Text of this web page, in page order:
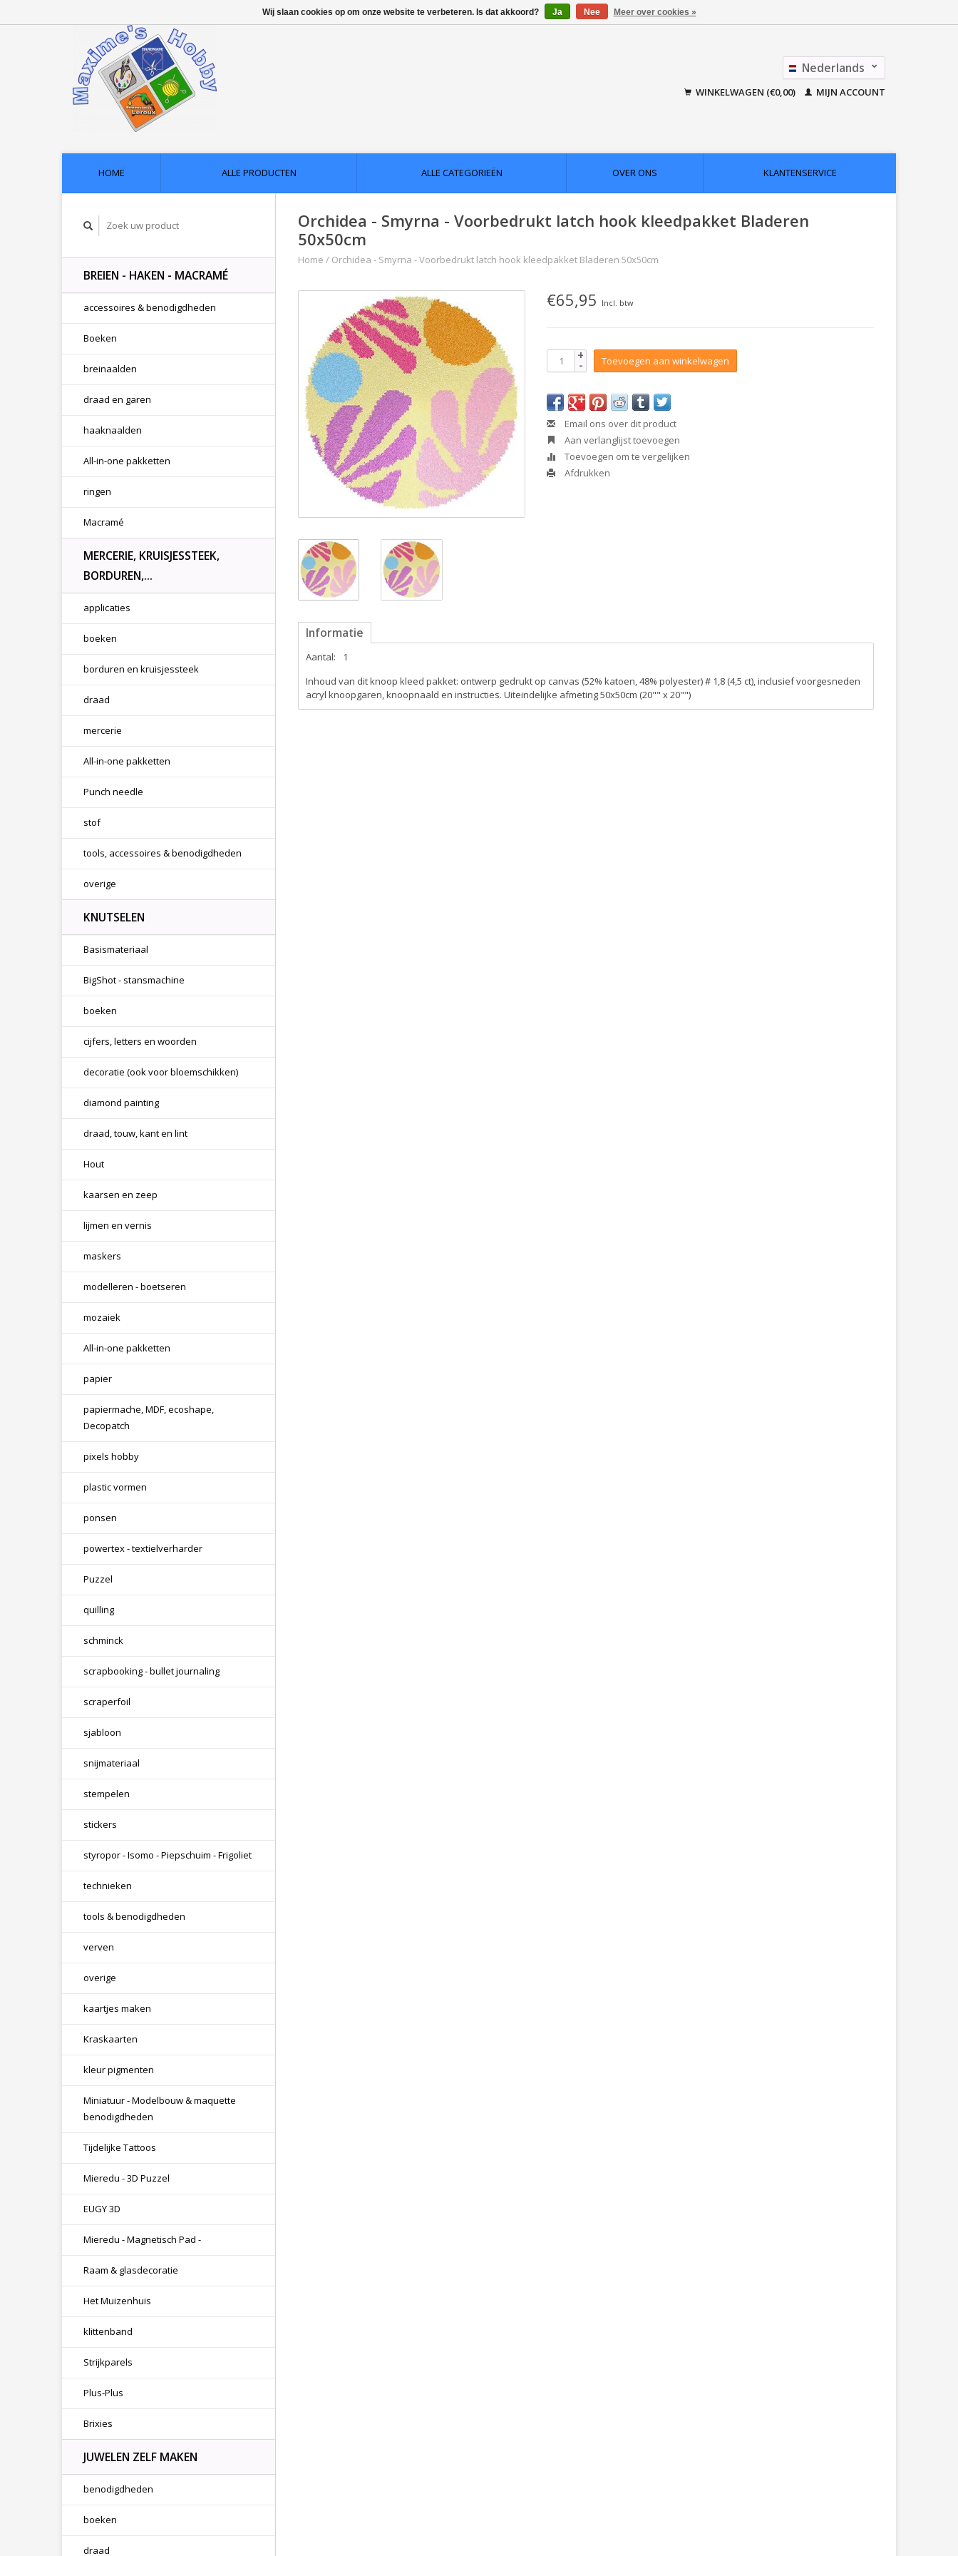
Nederlands
Français
WINKELWAGEN (€0,00) MIJN ACCOUNT
HOME ALLE PRODUCTEN ALLE CATEGORIEËN OVER ONS KLANTENSERVICE
BREIEN - HAKEN - MACRAMÉ
accessoires & benodigdheden
Boeken
breinaalden
draad en garen
haaknaalden
All-in-one pakketten
ringen
Macramé
MERCERIE, KRUISJESSTEEK,
BORDUREN,...
applicaties
boeken
borduren en kruisjessteek
draad
mercerie
All-in-one pakketten
Punch needle
stof
tools, accessoires & benodigdheden
overige
KNUTSELEN
Basismateriaal
BigShot - stansmachine
boeken
cijfers, letters en woorden
decoratie (ook voor bloemschikken)
diamond painting
draad, touw, kant en lint
Hout
kaarsen en zeep
lijmen en vernis
maskers
modelleren - boetseren
mozaiek
All-in-one pakketten
papier
papiermache, MDF, ecoshape,
Decopatch
pixels hobby
plastic vormen
ponsen
powertex - textielverharder
Puzzel
quilling
schminck
scrapbooking - bullet journaling
scraperfoil
sjabloon
snijmateriaal
stempelen
stickers
styropor - Isomo - Piepschuim - Frigoliet
technieken
tools & benodigdheden
verven
overige
kaartjes maken
Kraskaarten
kleur pigmenten
Miniatuur - Modelbouw & maquette
benodigdheden
Tijdelijke Tattoos
Mieredu - 3D Puzzel
EUGY 3D
Mieredu - Magnetisch Pad -
Raam & glasdecoratie
Het Muizenhuis
klittenband
Strijkparels
Plus-Plus
Brixies
JUWELEN ZELF MAKEN
benodigdheden
boeken
draad
Orchidea - Smyrna - Voorbedrukt latch hook kleedpakket Bladeren
50x50cm
Home / Orchidea - Smyrna - Voorbedrukt latch hook kleedpakket Bladeren 50x50cm
€65,95 Incl. btw
+
- Toevoegen aan winkelwagen
Email ons over dit product
Aan verlanglijst toevoegen
Toevoegen om te vergelijken
Afdrukken
Informatie
Aantal:
1
Inhoud van dit knoop kleed pakket: ontwerp gedrukt op canvas (52% katoen, 48% polyester) # 1,8 (4,5 ct), inclusief voorgesneden
acryl knoopgaren, knoopnaald en instructies. Uiteindelijke afmeting 50x50cm (20"" x 20"")
Wij slaan cookies op om onze website te verbeteren. Is dat akkoord? Ja Nee Meer over cookies »